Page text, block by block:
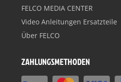
FELCO MEDIA CENTER
Video Anleitungen Ersatzteile
Über FELCO
ZAHLUNGSMETHODEN